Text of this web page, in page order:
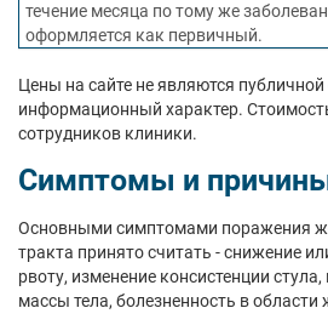
течение месяца по тому же
оформляется как первичный.
Цены на сайте не являются
информационный характер.
сотрудников клиники.
Симптомы и
Основными симптомами поражения
тракта принято считать - снижение
рвоту, изменение консистенции
массы тела, болезненность в области